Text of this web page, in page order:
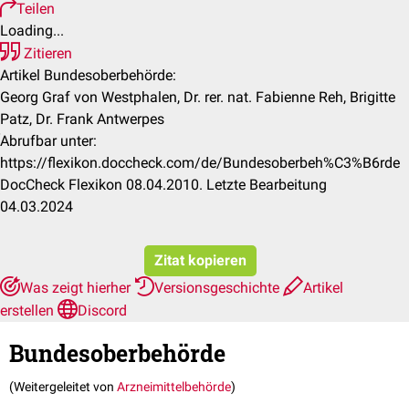
Teilen
Loading...
Zitieren
Artikel Bundesoberbehörde:
Georg Graf von Westphalen, Dr. rer. nat. Fabienne Reh, Brigitte
Patz, Dr. Frank Antwerpes
Abrufbar unter:
https://flexikon.doccheck.com/de/Bundesoberbeh%C3%B6rde
DocCheck Flexikon 08.04.2010. Letzte Bearbeitung
04.03.2024
Zitat kopieren
Was zeigt hierher
Versionsgeschichte
Artikel
erstellen
Discord
Bundesoberbehörde
(Weitergeleitet von Arzneimittelbehörde)